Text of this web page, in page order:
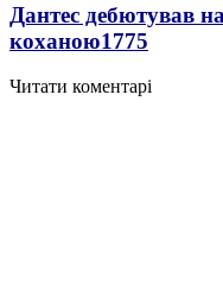
Дантес дебютував
коханою1775
Читати коментарі